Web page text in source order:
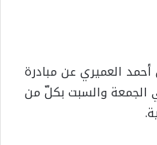
أحمد العميري عن مبادرة
35 دينارا يومي الجمعة والسبت بكلّ من